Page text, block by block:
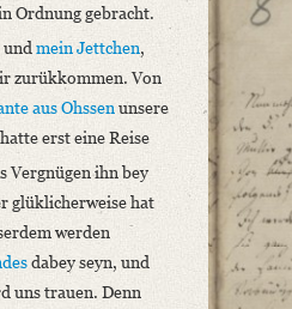
hs. m. U.
Verbindung bestimt. Den 5. Aug. wird
Ordnung gebracht.
mein Jettchen,
zurükkommen. Von
ausOhssenunsere
hatte erst eine Reise
Vergnügen ihn bey
glüklicherweise hat
werden
dabey seyn, und
uns trauen. Denn